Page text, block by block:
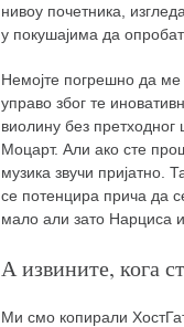
нивоу почетника,
у покушајима да
Немојте погрешно да ме
управо због те
виолину без
Моцарт. Али ако сте
музика звучи пријатно.
се потенцира прича да
мало али зато Нарциса
А извините, кога
Ми смо копирали